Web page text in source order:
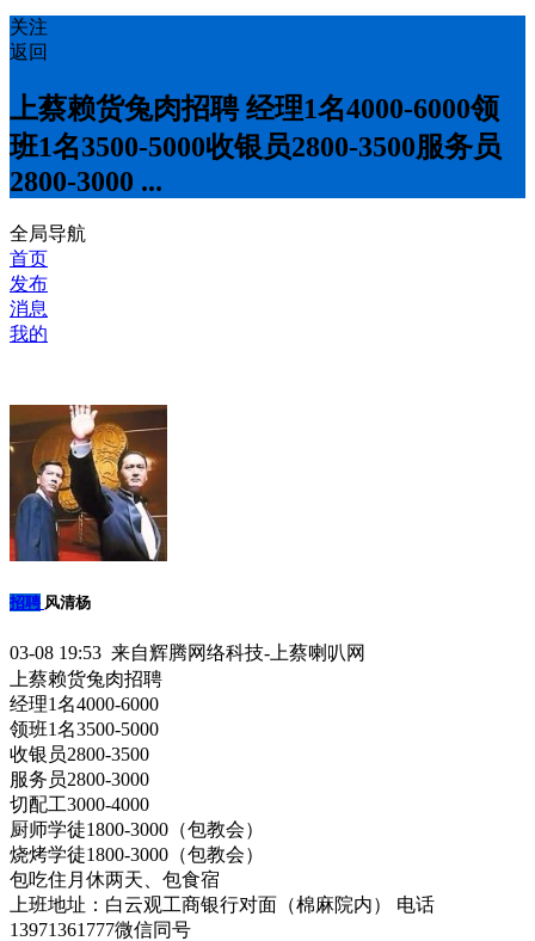
关注
返回
上蔡赖货兔肉招聘 经理1名4000-6000领
班1名3500-5000收银员2800-3500服务员
2800-3000 ...
全局导航
首页
发布
消息
我的
招聘 风清杨
03-08 19:53 来自辉腾网络科技-上蔡喇叭网
上蔡赖货兔肉招聘
经理1名4000-6000
领班1名3500-5000
收银员2800-3500
服务员2800-3000
切配工3000-4000
厨师学徒1800-3000（包教会）
烧烤学徒1800-3000（包教会）
包吃住月休两天、包食宿
上班地址：白云观工商银行对面（棉麻院内） 电话
13971361777微信同号